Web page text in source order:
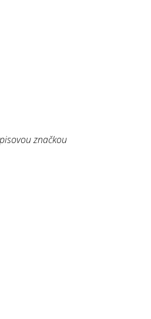
značkou